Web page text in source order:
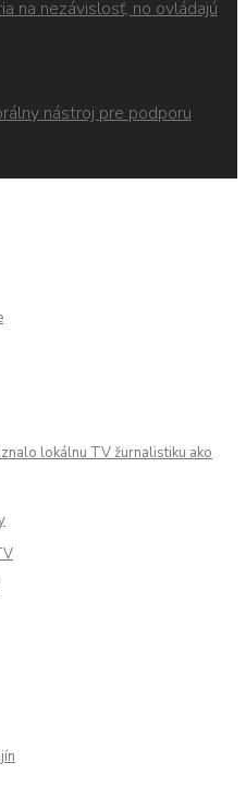
na nezávislosť, no ovládajú
nástroj pre podporu
lokálnu TV žurnalistiku ako